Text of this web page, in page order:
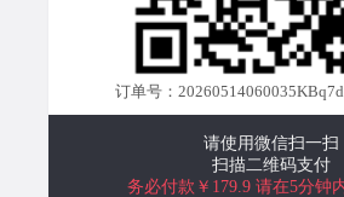
订单号：
请使用微信扫一扫
扫描二维码支付
务必付款￥179.9 请在5分钟